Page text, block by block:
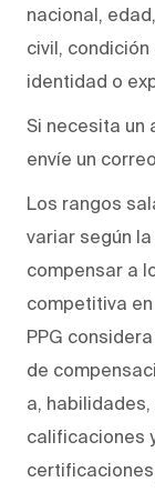
nacional,
civil,
identidad o
Si necesita un
envíe un
Los rangos
variar según
compensar a
competitiva
PPG
de
a,
calificaciones